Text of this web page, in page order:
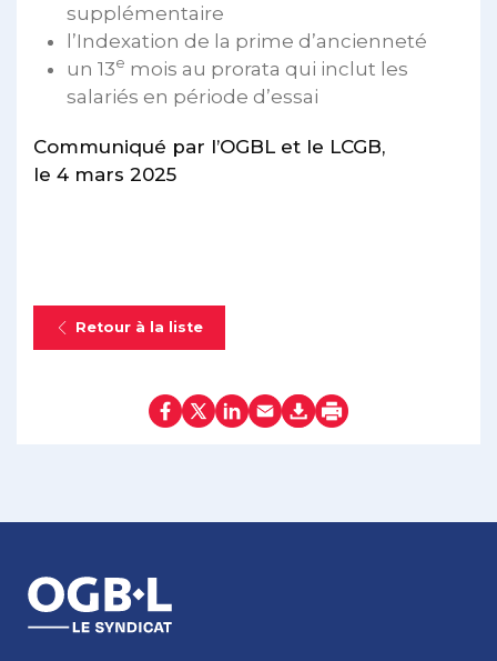
supplémentaire
l’Indexation de la prime d’ancienneté
un 13e mois au prorata qui inclut les
salariés en période d’essai
Communiqué par l’OGBL et le LCGB,
le 4 mars 2025
Retour à la liste